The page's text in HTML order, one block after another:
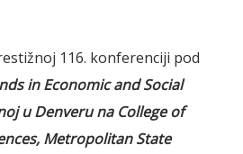
116. konferenciji pod
in Economic and Social
u Denveru na College of
Metropolitan State